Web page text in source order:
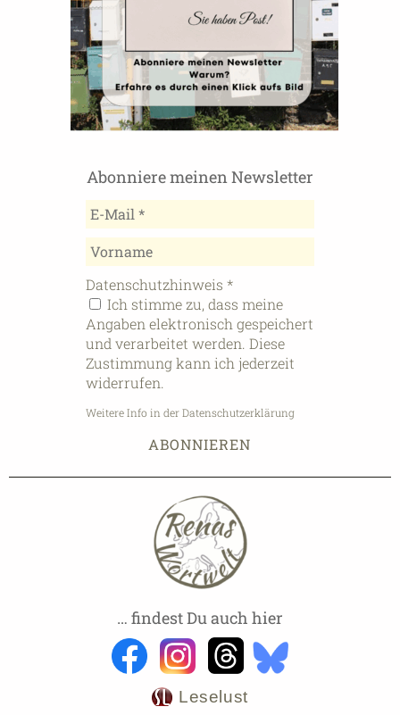
Abonniere meinen Newsletter
Datenschutzhinweis *
Ich stimme zu, dass meine
Angaben elektronisch gespeichert
und verarbeitet werden. Diese
Zustimmung kann ich jederzeit
widerrufen.
Weitere Info in der Datenschutzerklärung
… findest Du auch hier
Leselust